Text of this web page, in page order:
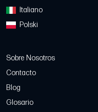
Italiano
Polski
Sobre Nosotros
Contacto
Blog
Glosario